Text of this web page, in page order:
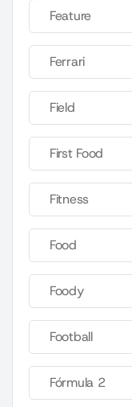
Feature
Ferrari
Field
First Food
Fitness
Food
Foody
Football
Fórmula 2